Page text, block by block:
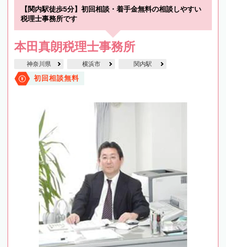
【関内駅徒歩5分】初回相談・着手金無料の相談しやすい
税理士事務所です
本田真朗税理士事務所
神奈川県 横浜市 関内駅
初回相談無料